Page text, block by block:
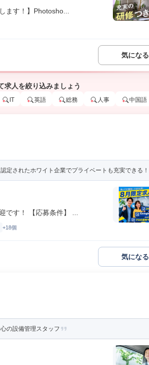
ます！】Photosho...
気になる
求人を絞り込みましょう
IT 英語 総務 人事 中国語
定されたホワイト企業でプライベートも充実できる！
す！ 【応募条件】 ...
+18個
気になる
の設備管理スタッフ